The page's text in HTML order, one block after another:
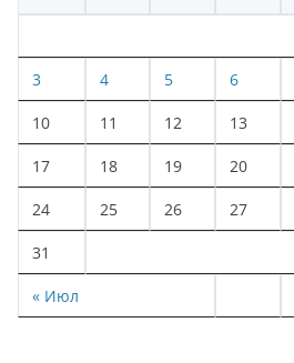
« Июл
3 4 5 6
10 11 12 13
17 18 19 20
24 25 26 27
31